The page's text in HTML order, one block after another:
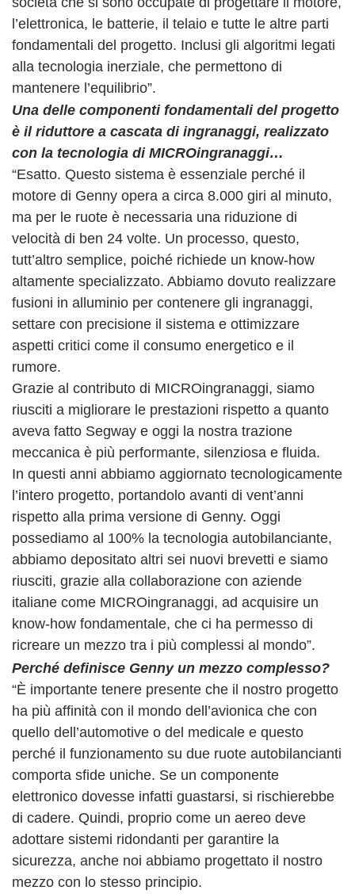
l’elettronica, le batterie, il telaio e tutte le altre parti
fondamentali del progetto. Inclusi gli algoritmi legati
alla tecnologia inerziale, che permettono di
mantenere l’equilibrio”.
Una delle componenti fondamentali del progetto
è il riduttore a cascata di ingranaggi, realizzato
con la tecnologia di MICROingranaggi…
“Esatto. Questo sistema è essenziale perché il
motore di Genny opera a circa 8.000 giri al minuto,
ma per le ruote è necessaria una riduzione di
velocità di ben 24 volte. Un processo, questo,
tutt’altro semplice, poiché richiede un know-how
altamente specializzato. Abbiamo dovuto realizzare
fusioni in alluminio per contenere gli ingranaggi,
settare con precisione il sistema e ottimizzare
aspetti critici come il consumo energetico e il
rumore.
Grazie al contributo di MICROingranaggi, siamo
riusciti a migliorare le prestazioni rispetto a quanto
aveva fatto Segway e oggi la nostra trazione
meccanica è più performante, silenziosa e fluida.
In questi anni abbiamo aggiornato tecnologicamente
l’intero progetto, portandolo avanti di vent’anni
rispetto alla prima versione di Genny. Oggi
possediamo al 100% la tecnologia autobilanciante,
abbiamo depositato altri sei nuovi brevetti e siamo
riusciti, grazie alla collaborazione con aziende
italiane come MICROingranaggi, ad acquisire un
know-how fondamentale, che ci ha permesso di
ricreare un mezzo tra i più complessi al mondo”.
Perché definisce Genny un mezzo complesso?
“È importante tenere presente che il nostro progetto
ha più affinità con il mondo dell’avionica che con
quello dell’automotive o del medicale e questo
perché il funzionamento su due ruote autobilancianti
comporta sfide uniche. Se un componente
elettronico dovesse infatti guastarsi, si rischierebbe
di cadere. Quindi, proprio come un aereo deve
adottare sistemi ridondanti per garantire la
sicurezza, anche noi abbiamo progettato il nostro
mezzo con lo stesso principio.